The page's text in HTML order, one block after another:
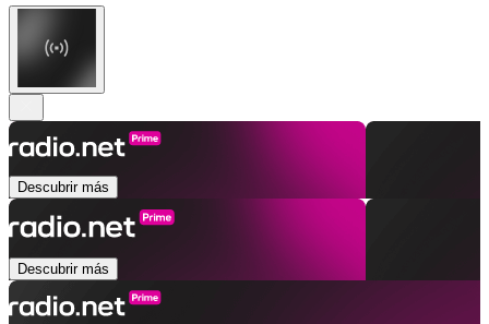
Descubrir más
Descubrir más